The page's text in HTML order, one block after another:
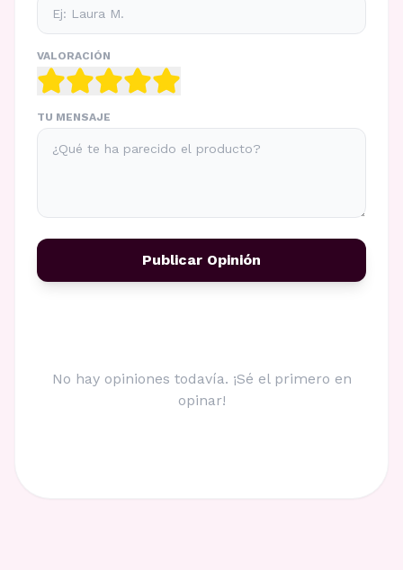
VALORACIÓN
TU MENSAJE
Publicar Opinión
No hay opiniones todavía. ¡Sé el primero en
opinar!